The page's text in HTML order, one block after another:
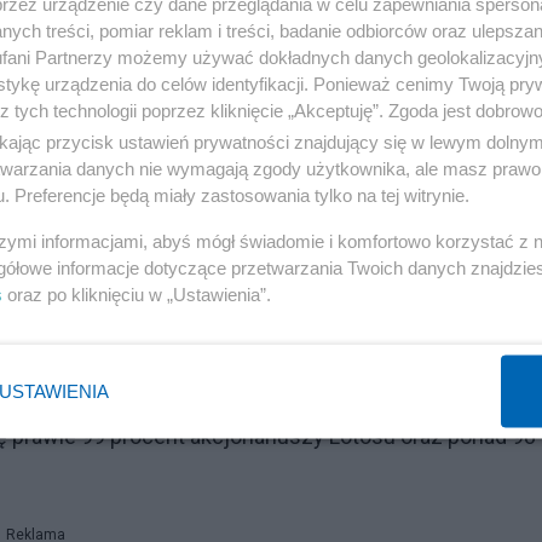
magazynów, a kolejne sprzedaże były jedynie na
rozgłośni osoba, która badała proceder.
o zgodzie akcjonariuszy spółki i Grupy Lotos na
które zapadły wczoraj i dziś. To dobrze wróży
dobrze wróży inwestycjom, i to zdecydowanie nas
w tej części Europy — powiedział Daniel
PKN Orlen z Grupą Lotos. Zwrócił przy tym
prawie 99 procent akcjonariuszy Lotosu oraz ponad 98
Reklama
treści, pomiar reklam i treści, badanie odbiorców oraz
Partnerzy możemy używać dokładnych danych
urządzenia do celów identyfikacji. Ponieważ cenimy Twoją
tych technologii poprzez kliknięcie „Akceptuję”. Zgoda jest
przycisk ustawień prywatności znajdujący się w lewym
danych nie wymagają zgody użytkownika, ale masz
Preferencje będą miały zastosowania tylko na tej witrynie.
informacjami, abyś mógł świadomie i komfortowo korzystać z
informacje dotyczące przetwarzania Twoich danych
oraz po kliknięciu w „Ustawienia”.
USTAWIENIA